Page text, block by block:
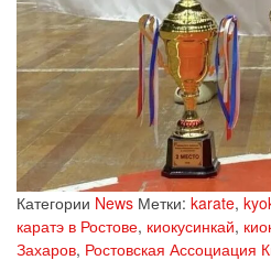
Категории News Метки: karate,
каратэ в Ростове, киокусинкай,
Захаров, Ростовская Ассоциация